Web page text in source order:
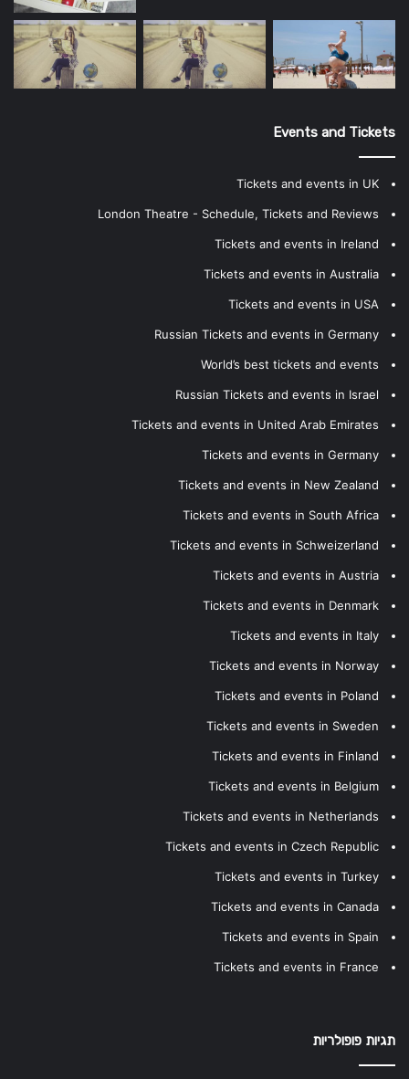
Events and Tickets
Tickets and events in UK
London Theatre - Schedule, Tickets and Reviews
Tickets and events in Ireland
Tickets and events in Australia
Tickets and events in USA
Russian Tickets and events in Germany
World’s best tickets and events
Russian Tickets and events in Israel
Tickets and events in United Arab Emirates
Tickets and events in Germany
Tickets and events in New Zealand
Tickets and events in South Africa
Tickets and events in Schweizerland
Tickets and events in Austria
Tickets and events in Denmark
Tickets and events in Italy
Tickets and events in Norway
Tickets and events in Poland
Tickets and events in Sweden
Tickets and events in Finland
Tickets and events in Belgium
Tickets and events in Netherlands
Tickets and events in Czech Republic
Tickets and events in Turkey
Tickets and events in Canada
Tickets and events in Spain
Tickets and events in France
תגיות פופולריות